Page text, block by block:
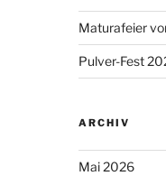
Maturafeier
Pulver-Fest
ARCHIV
Mai 2026